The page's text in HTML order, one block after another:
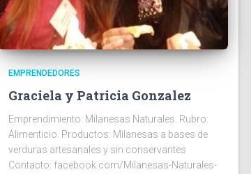
EMPRENDEDORES
Graciela y Patricia Gonzalez
Emprendimiento: Milanesas Naturales. Rubro:
Alimenticio. Productos: Milanesas a bases de
verduras artesanales y sin conservantes
Contacto: facebook.com/Milanesas-Naturales-